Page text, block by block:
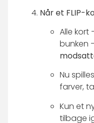
Når et FLIP-
Alle
bunken
Nu
farver,
Kun et
tilbage